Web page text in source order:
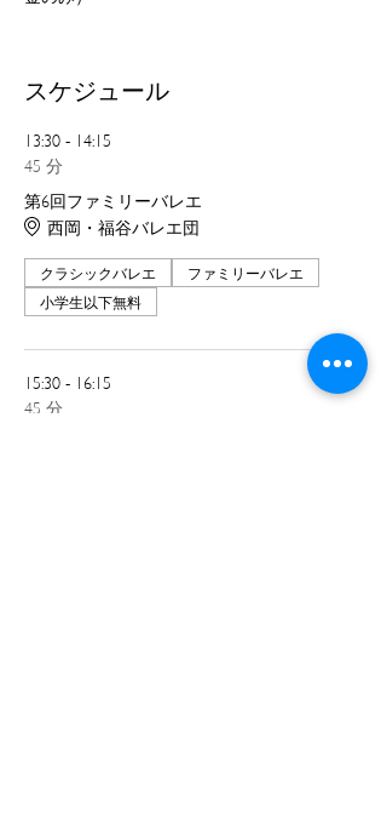
スケジュール
13:30 - 14:15
45 分
第6回ファミリーバレエ
西岡・福谷バレエ団
クラシックバレエ ファミリーバレエ
小学生以下無料
15:30 - 16:15
45 分